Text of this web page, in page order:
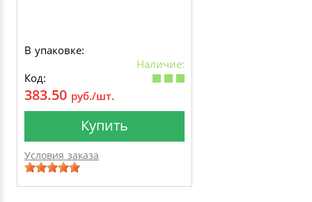
В упаковке:
Наличие:
Код:
383.50 руб./шт.
Купить
Условия заказа